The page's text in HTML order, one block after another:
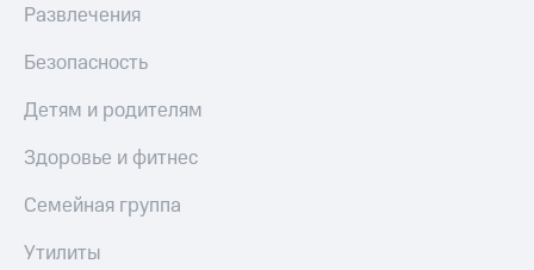
Развлечения
Безопасность
Детям и родителям
Здоровье и фитнес
Семейная группа
Утилиты